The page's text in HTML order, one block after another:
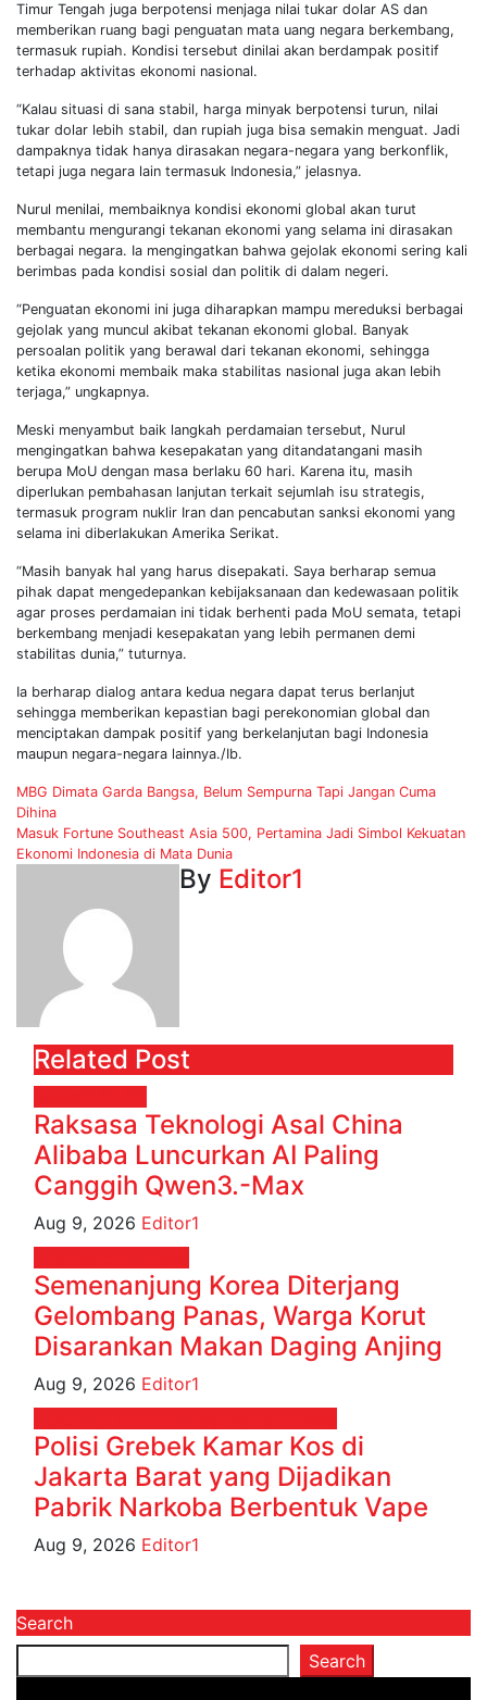
Timur Tengah juga berpotensi menjaga nilai tukar dolar AS dan
memberikan ruang bagi penguatan mata uang negara berkembang,
termasuk rupiah. Kondisi tersebut dinilai akan berdampak positif
terhadap aktivitas ekonomi nasional.
“Kalau situasi di sana stabil, harga minyak berpotensi turun, nilai
tukar dolar lebih stabil, dan rupiah juga bisa semakin menguat. Jadi
dampaknya tidak hanya dirasakan negara-negara yang berkonflik,
tetapi juga negara lain termasuk Indonesia,” jelasnya.
Nurul menilai, membaiknya kondisi ekonomi global akan turut
membantu mengurangi tekanan ekonomi yang selama ini dirasakan
berbagai negara. Ia mengingatkan bahwa gejolak ekonomi sering kali
berimbas pada kondisi sosial dan politik di dalam negeri.
“Penguatan ekonomi ini juga diharapkan mampu mereduksi berbagai
gejolak yang muncul akibat tekanan ekonomi global. Banyak
persoalan politik yang berawal dari tekanan ekonomi, sehingga
ketika ekonomi membaik maka stabilitas nasional juga akan lebih
terjaga,” ungkapnya.
Meski menyambut baik langkah perdamaian tersebut, Nurul
mengingatkan bahwa kesepakatan yang ditandatangani masih
berupa MoU dengan masa berlaku 60 hari. Karena itu, masih
diperlukan pembahasan lanjutan terkait sejumlah isu strategis,
termasuk program nuklir Iran dan pencabutan sanksi ekonomi yang
selama ini diberlakukan Amerika Serikat.
“Masih banyak hal yang harus disepakati. Saya berharap semua
pihak dapat mengedepankan kebijaksanaan dan kedewasaan politik
agar proses perdamaian ini tidak berhenti pada MoU semata, tetapi
berkembang menjadi kesepakatan yang lebih permanen demi
stabilitas dunia,” tuturnya.
Ia berharap dialog antara kedua negara dapat terus berlanjut
sehingga memberikan kepastian bagi perekonomian global dan
menciptakan dampak positif yang berkelanjutan bagi Indonesia
maupun negara-negara lainnya./Ib.
Post
navigation
MBG Dimata Garda Bangsa, Belum Sempurna Tapi Jangan Cuma
Dihina
Masuk Fortune Southeast Asia 500, Pertamina Jadi Simbol Kekuatan
Ekonomi Indonesia di Mata Dunia
By Editor1
Related Post
Raksasa Teknologi Asal China
Alibaba Luncurkan AI Paling
Canggih Qwen3.-Max
Aug 9, 2026 Editor1
Semenanjung Korea Diterjang
Gelombang Panas, Warga Korut
Disarankan Makan Daging Anjing
Aug 9, 2026 Editor1
Polisi Grebek Kamar Kos di
Jakarta Barat yang Dijadikan
Pabrik Narkoba Berbentuk Vape
Aug 9, 2026 Editor1
Search
Search